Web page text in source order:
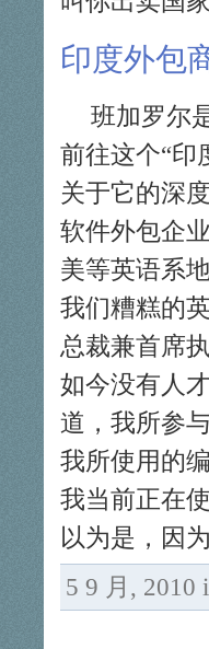
印度外包
班加罗尔
前往这个“印
关于它的深
软件外包企
美等英语系
我们糟糕的
总裁兼首席
如今没有人
道，我所参
我所使用的
我当前正在
以为是，因
5 9 月, 2010